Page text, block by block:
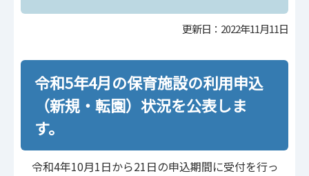
更新日：2022年11月11日
令和5年4月の保育施設の利用申込
（新規・転園）状況を公表しま
す。
令和4年10月1日から21日の申込期間に受付を行っ